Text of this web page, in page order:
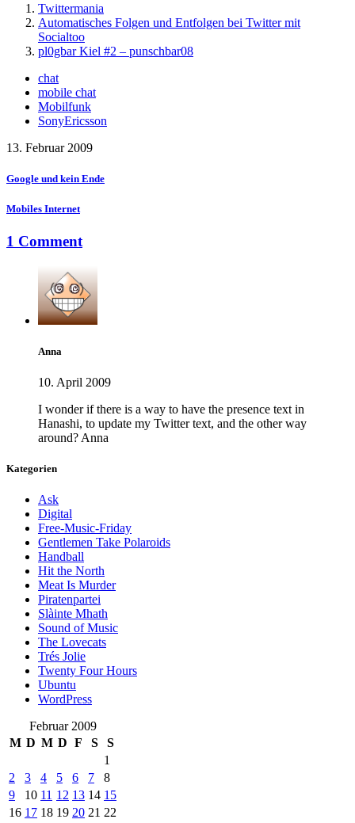
Twittermania
Automatisches Folgen und Entfolgen bei Twitter mit
Socialtoo
pl0gbar Kiel #2 – punschbar08
chat
mobile chat
Mobilfunk
SonyEricsson
13. Februar 2009
Google und kein Ende
Mobiles Internet
1 Comment
Anna
10. April 2009
I wonder if there is a way to have the presence text in
Hanashi, to update my Twitter text, and the other way
around? Anna
Kategorien
Ask
Digital
Free-Music-Friday
Gentlemen Take Polaroids
Handball
Hit the North
Meat Is Murder
Piratenpartei
Slàinte Mhath
Sound of Music
The Lovecats
Trés Jolie
Twenty Four Hours
Ubuntu
WordPress
Februar 2009
M D M D F S
S
1
2
3 4 5 6 7
8
9
10 11 12 13 14 15
16 17 18 19 20 21 22